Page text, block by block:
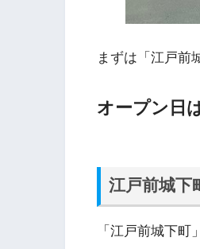
まずは「江戸前
オープン日
江戸前城下
「江戸前城下